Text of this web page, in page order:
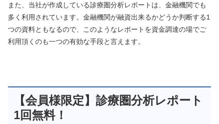
また、当社が作成している診療圏分析レポートは、金融機関でも
多く利用されています。金融機関が融資出来るかどうか判断する1
つの資料ともなるので、このようなレポートを資金調達の場でご
利用頂くのも一つの有効な手段と言えます。
【会員様限定】診療圏分析レポート
1回無料！